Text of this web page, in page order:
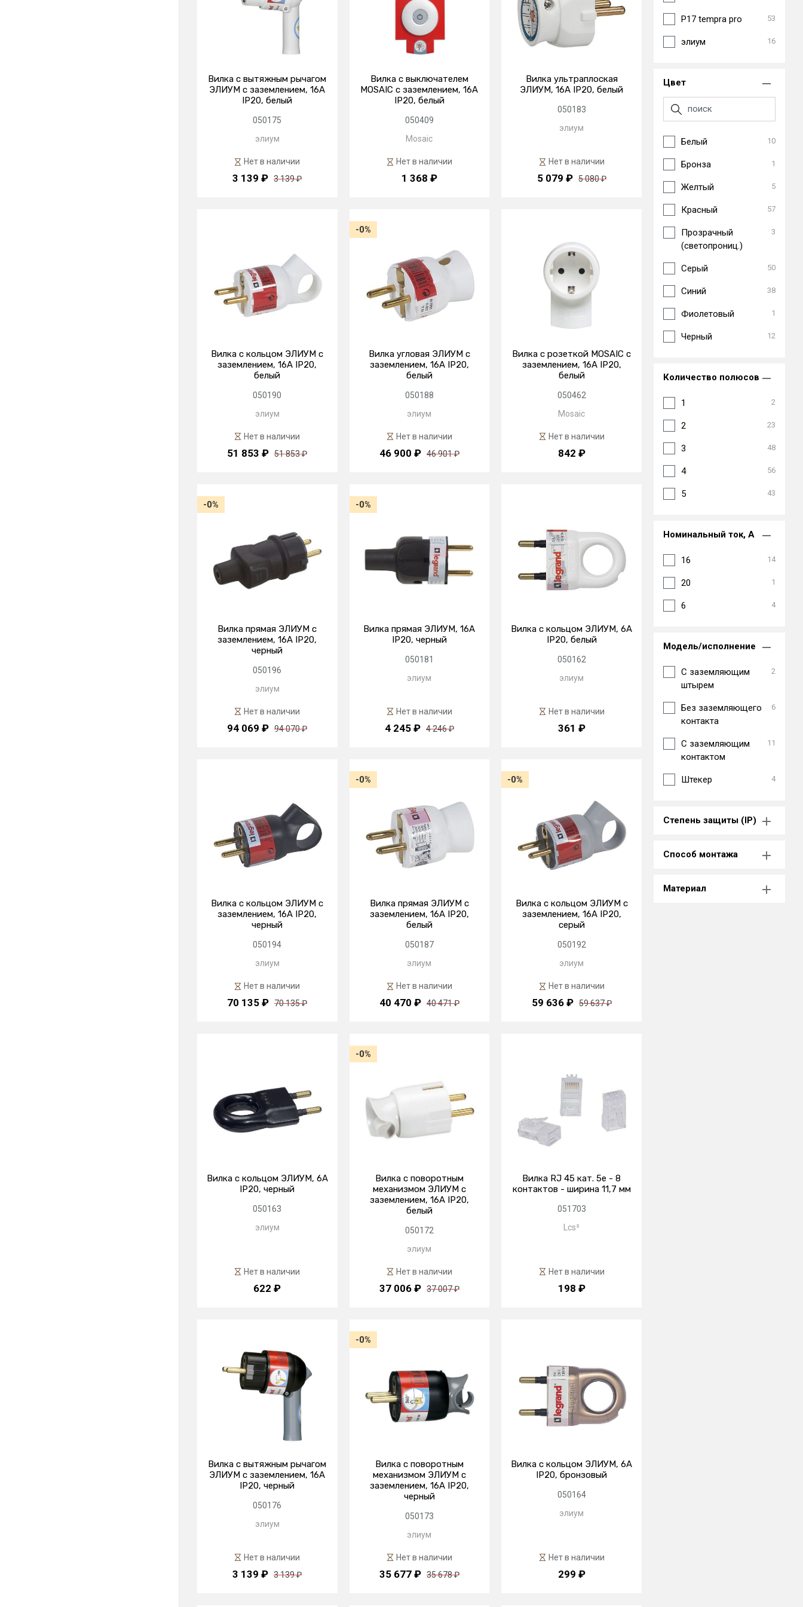
Вилка с вытяжным рычагом
ЭЛИУМ с заземлением, 16А
IP20, белый
050175
элиум
Нет в наличии
3 139 ₽ 3 139 ₽
Вилка с выключателем
MOSAIC с заземлением, 16А
IP20, белый
050409
Mosaic
Нет в наличии
1 368 ₽
Вилка ультраплоская
ЭЛИУМ, 16А IP20, белый
050183
элиум
Нет в наличии
5 079 ₽ 5 080 ₽
Вилка с кольцом ЭЛИУМ с
заземлением, 16А IP20,
белый
050190
элиум
Нет в наличии
51 853 ₽ 51 853 ₽
-0%
Вилка угловая ЭЛИУМ с
заземлением, 16А IP20,
белый
050188
элиум
Нет в наличии
46 900 ₽ 46 901 ₽
Вилка с розеткой MOSAIC с
заземлением, 16А IP20,
белый
050462
Mosaic
Нет в наличии
842 ₽
-0%
Вилка прямая ЭЛИУМ с
заземлением, 16А IP20,
черный
050196
элиум
Нет в наличии
94 069 ₽ 94 070 ₽
-0%
Вилка прямая ЭЛИУМ, 16А
IP20, черный
050181
элиум
Нет в наличии
4 245 ₽ 4 246 ₽
Вилка с кольцом ЭЛИУМ, 6А
IP20, белый
050162
элиум
Нет в наличии
361 ₽
Вилка с кольцом ЭЛИУМ с
заземлением, 16А IP20,
черный
050194
элиум
Нет в наличии
70 135 ₽ 70 135 ₽
-0%
Вилка прямая ЭЛИУМ с
заземлением, 16А IP20,
белый
050187
элиум
Нет в наличии
40 470 ₽ 40 471 ₽
-0%
Вилка с кольцом ЭЛИУМ с
заземлением, 16А IP20,
серый
050192
элиум
Нет в наличии
59 636 ₽ 59 637 ₽
Вилка с кольцом ЭЛИУМ, 6А
IP20, черный
050163
элиум
Нет в наличии
622 ₽
-0%
Вилка с поворотным
механизмом ЭЛИУМ с
заземлением, 16А IP20,
белый
050172
элиум
Нет в наличии
37 006 ₽ 37 007 ₽
Вилка RJ 45 кат. 5е - 8
контактов - ширина 11,7 мм
051703
Lcs²
Нет в наличии
198 ₽
Вилка с вытяжным рычагом
ЭЛИУМ с заземлением, 16А
IP20, черный
050176
элиум
Нет в наличии
3 139 ₽ 3 139 ₽
-0%
Вилка с поворотным
механизмом ЭЛИУМ с
заземлением, 16А IP20,
черный
050173
элиум
Нет в наличии
35 677 ₽ 35 678 ₽
Вилка с кольцом ЭЛИУМ, 6А
IP20, бронзовый
050164
элиум
Нет в наличии
299 ₽
P17 tempra pro 53
элиум 16
Цвет
Белый 10
Бронза 1
Желтый 5
Красный 57
Прозрачный
(светопрониц.)
3
Серый 50
Синий 38
Фиолетовый 1
Черный 12
Количество полюсов
1 2
2 23
3 48
4 56
5 43
Номинальный ток, А
16 14
20 1
6 4
Модель/исполнение
C заземляющим
штырем
2
Без заземляющего
контакта
6
С заземляющим
контактом
11
Штекер 4
Степень защиты (IP)
Способ монтажа
Материал